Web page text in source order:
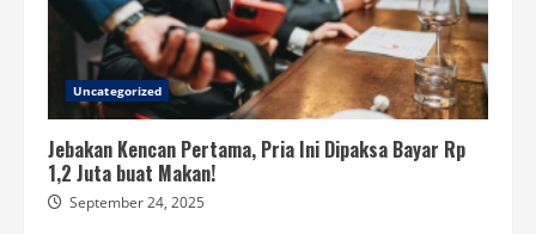
Uncategorized
Jebakan Kencan Pertama, Pria Ini Dipaksa Bayar Rp
1,2 Juta buat Makan!
September 24, 2025